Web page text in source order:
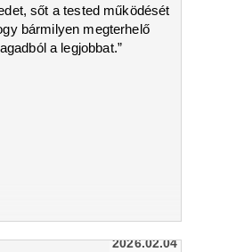
sőt a tested működését
bármilyen megterhelő
a legjobbat.”
2026.02.04